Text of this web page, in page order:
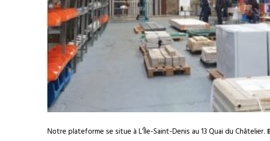
Notre plateforme se situe à L’Île-Saint-Denis au 13 Quai du Châtelier.